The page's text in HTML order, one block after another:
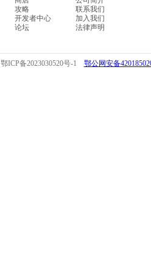
攻略
开发者中心
论坛
联系我们
加入我们
法律声明
鄂ICP备2023030520号-1 鄂公网安备